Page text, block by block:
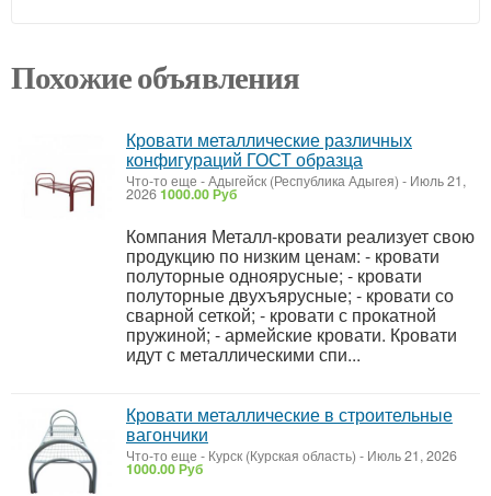
Похожие объявления
Кровати металлические различных
конфигураций ГОСТ образца
Что-то еще -Адыгейск (Республика Адыгея) - Июль 21,
20261000.00 Руб
Компания Металл-кровати реализует свою
продукцию по низким ценам: - кровати
полуторные одноярусные; - кровати
полуторные двухъярусные; - кровати со
сварной сеткой; - кровати с прокатной
пружиной; - армейские кровати. Кровати
идут с металлическими спи...
Кровати металлические в строительные
вагончики
Что-то еще - Курск (Курская область) - Июль 21, 2026
1000.00 Руб